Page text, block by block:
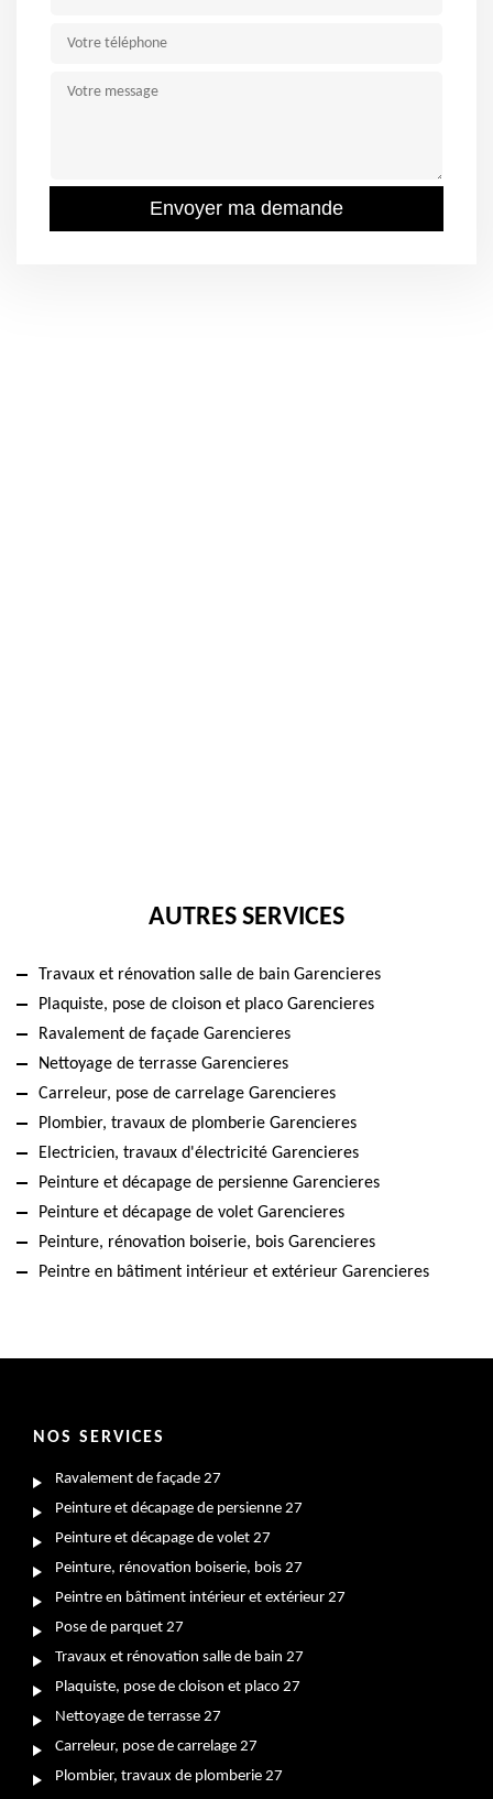
AUTRES SERVICES
Travaux et rénovation salle de bain Garencieres
Plaquiste, pose de cloison et placo Garencieres
Ravalement de façade Garencieres
Nettoyage de terrasse Garencieres
Carreleur, pose de carrelage Garencieres
Plombier, travaux de plomberie Garencieres
Electricien, travaux d'électricité Garencieres
Peinture et décapage de persienne Garencieres
Peinture et décapage de volet Garencieres
Peinture, rénovation boiserie, bois Garencieres
Peintre en bâtiment intérieur et extérieur Garencieres
NOS SERVICES
Ravalement de façade 27
Peinture et décapage de persienne 27
Peinture et décapage de volet 27
Peinture, rénovation boiserie, bois 27
Peintre en bâtiment intérieur et extérieur 27
Pose de parquet 27
Travaux et rénovation salle de bain 27
Plaquiste, pose de cloison et placo 27
Nettoyage de terrasse 27
Carreleur, pose de carrelage 27
Plombier, travaux de plomberie 27